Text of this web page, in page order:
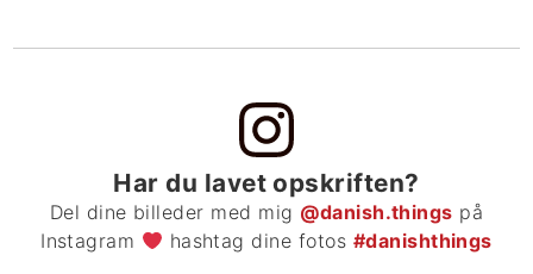
Har du lavet opskriften?
Del dine billeder med mig @danish.things på
Instagram
hashtag dine fotos #danishthings